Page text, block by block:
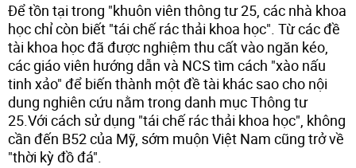
Để tồn tại trong "khuôn viên thông tư 25, các nhà khoa
học chỉ còn biết "tái chế rác thải khoa học". Từ các đề
tài khoa học đã được nghiệm thu cất vào ngăn kéo,
các giáo viên hướng dẫn và NCS tìm cách "xào nấu
tinh xảo" để biến thành một đề tài khác sao cho nội
dung nghiên cứu nằm trong danh mục Thông tư
25.Với cách sử dụng "tái chế rác thải khoa học", không
cần đến B52 của Mỹ, sớm muộn Việt Nam cũng trở về
"thời kỳ đồ đá".